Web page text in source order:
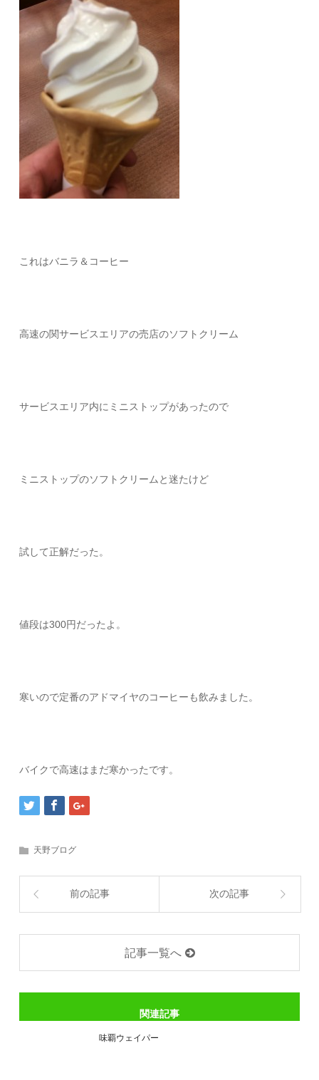
これはバニラ＆コーヒー
高速の関サービスエリアの売店のソフトクリーム
サービスエリア内にミニストップがあったので
ミニストップのソフトクリームと迷たけど
試して正解だった。
値段は300円だったよ。
寒いので定番のアドマイヤのコーヒーも飲みました。
バイクで高速はまだ寒かったです。
天野ブログ
前の記事 次の記事
記事一覧へ
関連記事
味覇ウェイパー